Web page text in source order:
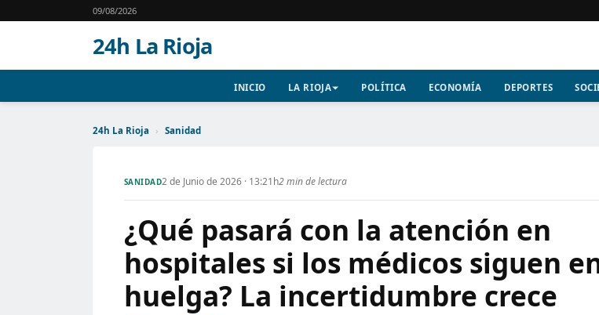
09/08/2026
24h La Rioja
INICIO LA RIOJA POLÍTICA ECONOMÍA DEPORTES
24h La Rioja › Sanidad
SANIDAD2 de Junio de 2026 · 13:21h2 min de lectura
¿Qué pasará con la atención en
hospitales si los médicos siguen
huelga? La incertidumbre crece